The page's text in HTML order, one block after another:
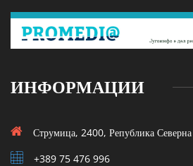
ИНФОРМАЦИИ
Струмица, 2400, Република
+389 75 476 996